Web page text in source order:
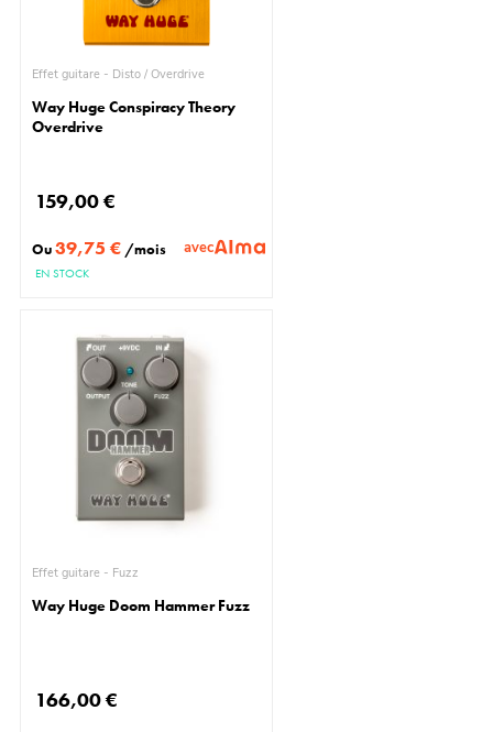
Effet guitare - Disto / Overdrive
Way Huge Conspiracy Theory
Overdrive
159,00 €
Ou39,75 € /mois avec
EN STOCK
Effet guitare - Fuzz
Way Huge Doom Hammer Fuzz
166,00 €